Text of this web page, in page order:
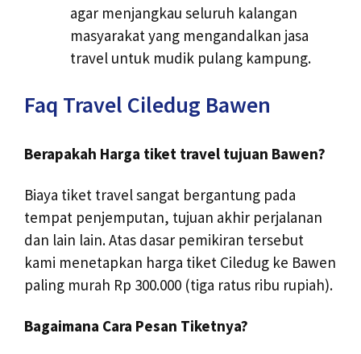
agar menjangkau seluruh kalangan
masyarakat yang mengandalkan jasa
travel untuk mudik pulang kampung.
Faq Travel Ciledug Bawen
Berapakah Harga tiket travel tujuan Bawen?
Biaya tiket travel sangat bergantung pada
tempat penjemputan, tujuan akhir perjalanan
dan lain lain. Atas dasar pemikiran tersebut
kami menetapkan harga tiket Ciledug ke Bawen
paling murah Rp 300.000 (tiga ratus ribu rupiah).
Bagaimana Cara Pesan Tiketnya?